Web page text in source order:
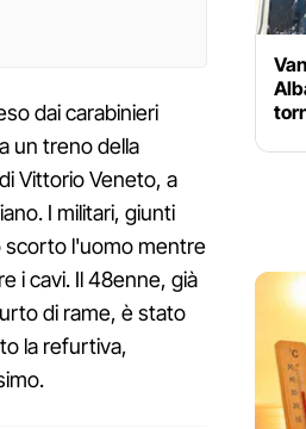
dai carabinieri
un treno della
Vittorio Veneto, a
I militari, giunti
scorto l'uomo mentre
i cavi. Il 48enne, già
di rame, è stato
la refurtiva,